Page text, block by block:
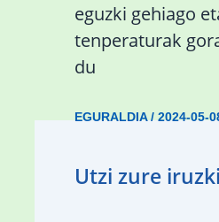
eguzki gehiago
tenperaturak
du
EGURALDIA/ 2024-05-
Utzi zure